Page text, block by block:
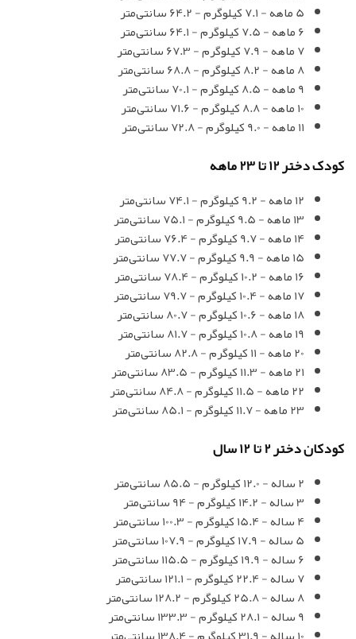
5 ماهه - 7.1 کیلوگرم - 64.2 سانتی‌متر
6 ماهه - 7.5 کیلوگرم - 64.1 سانتی‌متر
7 ماهه - 7.9 کیلوگرم - 67.3 سانتی‌متر
8 ماهه - 8.2 کیلوگرم - 68.8 سانتی‌متر
9 ماهه - 8.5 کیلوگرم - 70.1 سانتی‌متر
10 ماهه - 8.8 کیلوگرم - 71.6 سانتی‌متر
11 ماهه - 9.0 کیلوگرم - 72.8 سانتی‌متر
کودک دختر 12 تا 23 ماهه
12 ماهه - 9.2 کیلوگرم - 74.1 سانتی‌متر
13 ماهه - 9.5 کیلوگرم - 75.1 سانتی‌متر
14 ماهه - 9.7 کیلوگرم - 76.4 سانتی‌متر
15 ماهه - 9.9 کیلوگرم - 77.7 سانتی‌متر
16 ماهه - 10.2 کیلوگرم - 78.4 سانتی‌متر
17 ماهه - 10.4 کیلوگرم - 79.7 سانتی‌متر
18 ماهه - 10.6 کیلوگرم - 80.7 سانتی‌متر
19 ماهه - 10.8 کیلوگرم - 81.7 سانتی‌متر
20 ماهه - 11 کیلوگرم - 82.8 سانتی‌متر
21 ماهه - 11.3 کیلوگرم - 83.5 سانتی‌متر
22 ماهه - 11.5 کیلوگرم - 84.8 سانتی‌متر
23 ماهه - 11.7 کیلوگرم - 85.1 سانتی‌متر
کودکان دختر 2 تا 12 سال
2 ساله - 12.0 کیلوگرم - 85.5 سانتی‌متر
3 ساله - 14.2 کیلوگرم - 94 سانتی‌متر
4 ساله - 15.4 کیلوگرم - 100.3 سانتی‌متر
5 ساله - 17.9 کیلوگرم - 107.9 سانتی‌متر
6 ساله - 19.9 کیلوگرم - 115.5 سانتی‌متر
7 ساله - 22.4 کیلوگرم - 121.1 سانتی‌متر
8 ساله - 25.8 کیلوگرم - 128.2 سانتی‌متر
9 ساله - 28.1 کیلوگرم - 133.3 سانتی‌متر